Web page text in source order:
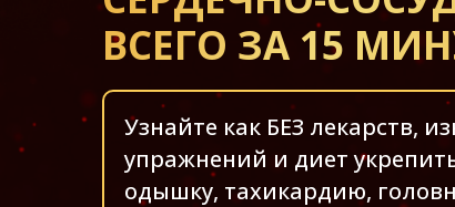
ВСЕГО ЗА 15
Узнайте как БЕЗ лекарств,
упражнений и диет
одышку, тахикардию,